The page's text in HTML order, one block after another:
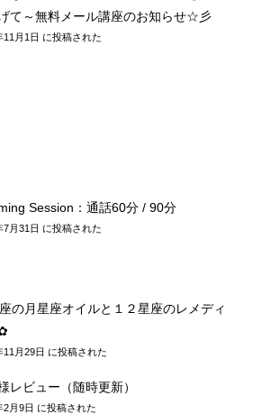
て～無料メール講座のお知らせ☆彡
11月1日 に投稿された
Session：通話60分 / 90分
7月31日 に投稿された
の月星座オイルと１２星座のレメディ
11月29日 に投稿された
レビュー（随時更新）
2月9日 に投稿された